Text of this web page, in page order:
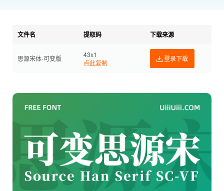
文件名 提取码 下载来源
思源宋体-可变版
43x1
点此复制
登录下载